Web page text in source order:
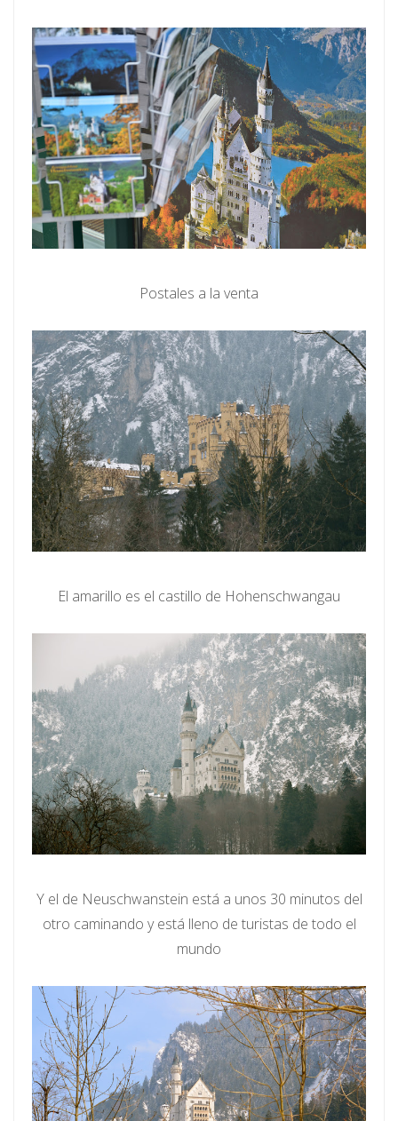
Postales a la venta
El amarillo es el castillo de Hohenschwangau
Y el de Neuschwanstein está a unos 30 minutos del
otro caminando y está lleno de turistas de todo el
mundo